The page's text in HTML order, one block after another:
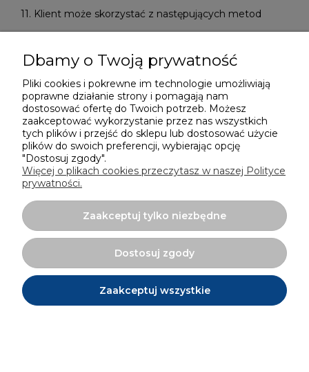
11. Klient może skorzystać z następujących metod
1. Przesyłki małogabarytowe, przez które rozumie
się przesyłki o wielkości do 140 x 60 x 60 cm i wadze do
30 kg poprzez:
• Przesyłka kurierska.
• Odbiór osobisty pod adresem: Blowtherm
Polska, 41-103 Siemianowice Śląskie, ul. Rozwojowa 20.
2. Przesyłki wielkogabarytowe przez które rozumie
się przesyłki o wielkości 120 x 80 cm i wadze do 1000
kg poprzez:
• Przesyłka kurierska.
• Transport indywidualny ustalany bezpośrednio
Dbamy o Twoją prywatność
Pliki cookies i pokrewne im technologie umożliwiają
poprawne działanie strony i pomagają nam
dostosować ofertę do Twoich potrzeb. Możesz
zaakceptować wykorzystanie przez nas wszystkich
tych plików i przejść do sklepu lub dostosować użycie
plików do swoich preferencji, wybierając opcję
"Dostosuj zgody".
Więcej o plikach cookies przeczytasz w naszej Polityce
prywatności.
Zaakceptuj tylko niezbędne
Dostosuj zgody
Zaakceptuj wszystkie